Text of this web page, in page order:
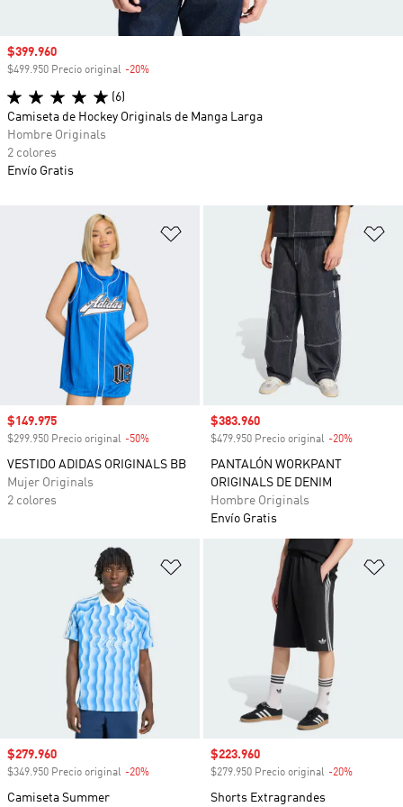
Añadir a la lista de deseos
Precio de venta
$149.975
$299.950 Precio original -50%
VESTIDO ADIDAS ORIGINALS BB
Mujer Originals
2 colores
Precio de venta
$383.960
$479.950 Precio original -20%
PANTALÓN WORKPANT
ORIGINALS DE DENIM
Hombre Originals
Envío Gratis
Añadir a la lista de deseos
Precio de venta
$279.960
$349.950 Precio original -20%
Camiseta Summer
Precio de venta
$223.960
$279.950 Precio original -20%
Shorts Extragrandes
Precio de venta
$399.960
$499.950 Precio original -20%
(6)
Camiseta de Hockey Originals de Manga Larga
Hombre Originals
2 colores
Envío Gratis